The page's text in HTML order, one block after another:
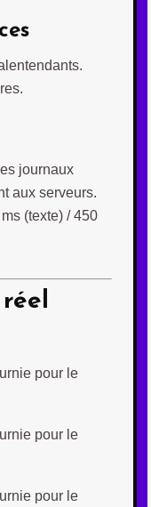
journaux
aux serveurs.
(texte) / 450
pour le
pour le
pour le